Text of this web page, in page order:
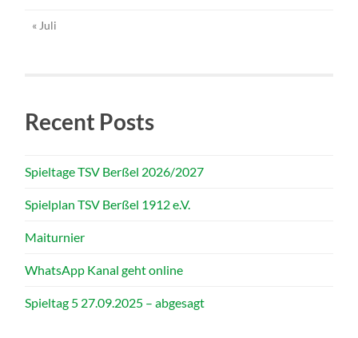
« Juli
Recent Posts
Spieltage TSV Berßel 2026/2027
Spielplan TSV Berßel 1912 e.V.
Maiturnier
WhatsApp Kanal geht online
Spieltag 5 27.09.2025 – abgesagt